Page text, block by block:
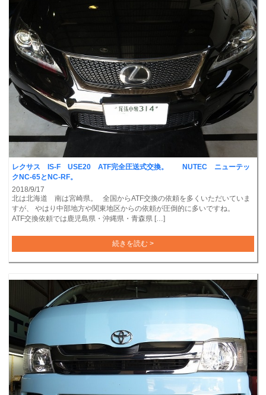
レクサス IS-F USE20 ATF完全圧送式交換。 NUTEC ニューテッ
クNC-65とNC-RF。
2018/9/17
北は北海道 南は宮崎県。 全国からATF交換の依頼を多くいただいていま
すが、 やはり中部地方や関東地区からの依頼が圧倒的に多いですね。
ATF交換依頼では鹿児島県・沖縄県・青森県 […]
続きを読む >